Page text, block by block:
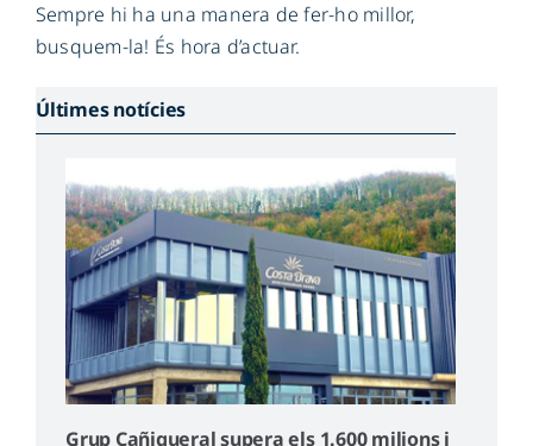
Sempre hi ha una manera de fer-ho millor,
busquem-la! És hora d’actuar.
Últimes notícies
Grup Cañigueral supera els 1.600 milions i